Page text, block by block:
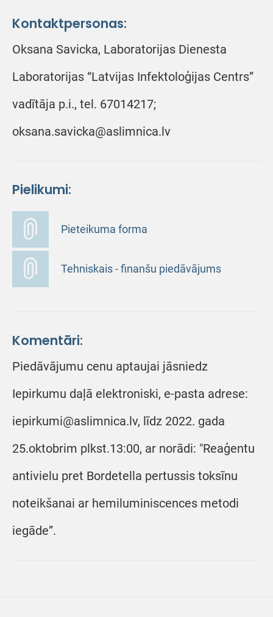
Kontaktpersonas:
Oksana Savicka, Laboratorijas Dienesta
Laboratorijas “Latvijas Infektoloģijas Centrs”
vadītāja p.i., tel. 67014217;
oksana.savicka@aslimnica.lv
Pielikumi:
Pieteikuma forma
Tehniskais - finanšu piedāvājums
Komentāri:
Piedāvājumu cenu aptaujai jāsniedz
Iepirkumu daļā elektroniski, e-pasta adrese:
iepirkumi@aslimnica.lv, līdz 2022. gada
25.oktobrim plkst.13:00, ar norādi: "Reaģentu
antivielu pret Bordetella pertussis toksīnu
noteikšanai ar hemiluminiscences metodi
iegāde”.